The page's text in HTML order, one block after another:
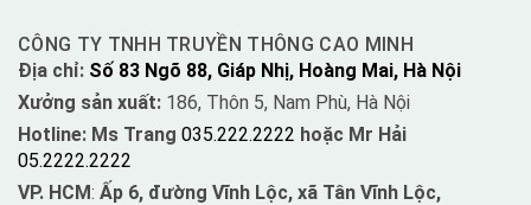
CÔNG TY TNHH TRUYỀN THÔNG CAO MINH
Địa chỉ: Số 83 Ngõ 88, Giáp Nhị, Hoàng Mai, Hà Nội
Xưởng sản xuất: 186, Thôn 5, Nam Phù, Hà Nội
Hotline: Ms Trang 035.222.2222 hoặc Mr Hải
05.2222.2222
VP. HCM: Ấp 6, đường Vĩnh Lộc, xã Tân Vĩnh Lộc,